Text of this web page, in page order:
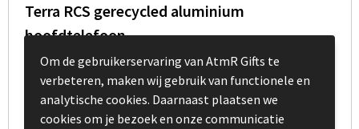
Terra RCS gerecycled aluminium
hoofdtelefoon
vanaf € 21,33
Bedrukt geleverd in: 8 werkdag(en)
Onbedrukt geleverd in: 0 werkdag(en)
Om de gebruikerservaring van AtmR Gifts te
verbeteren, maken wij gebruik van functionele en
analytische cookies. Daarnaast plaatsen we
cookies om je bezoek en onze communicatie